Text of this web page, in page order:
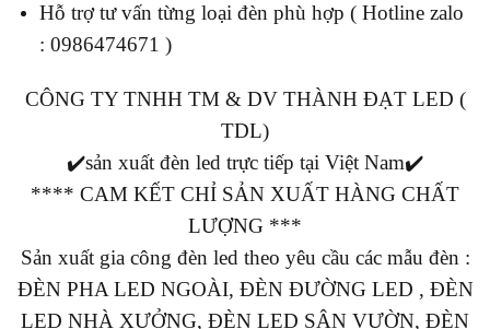
Hỗ trợ tư vấn từng loại đèn phù hợp ( Hotline zalo
: 0986474671 )
CÔNG TY TNHH TM & DV THÀNH ĐẠT LED (
TDL)
✔️sản xuất đèn led trực tiếp tại Việt Nam✔️
**** CAM KẾT CHỈ SẢN XUẤT HÀNG CHẤT
LƯỢNG ***
Sản xuất gia công đèn led theo yêu cầu các mẫu đèn :
ĐÈN PHA LED NGOÀI, ĐÈN ĐƯỜNG LED , ĐÈN
LED NHÀ XƯỞNG, ĐÈN LED SÂN VƯỜN, ĐÈN